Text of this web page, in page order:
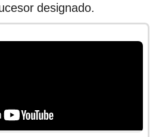
designado.